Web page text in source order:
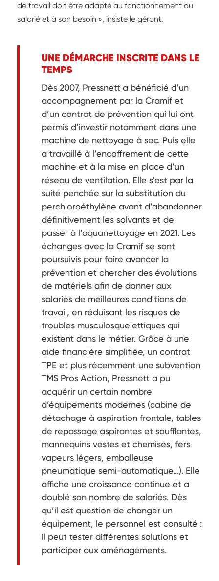
de travail doit être adapté au fonctionnement du
salarié et à son besoin », insiste le gérant.
UNE DÉMARCHE INSCRITE DANS LE
TEMPS
Dès 2007, Pressnett a bénéficié d’un
accompagnement par la Cramif et
d’un contrat de prévention qui lui ont
permis d’investir notamment dans une
machine de nettoyage à sec. Puis elle
a travaillé à l’encoffrement de cette
machine et à la mise en place d’un
réseau de ventilation. Elle s’est par la
suite penchée sur la substitution du
perchloroéthylène avant d’abandonner
définitivement les solvants et de
passer à l’aquanettoyage en 2021. Les
échanges avec la Cramif se sont
poursuivis pour faire avancer la
prévention et chercher des évolutions
de matériels afin de donner aux
salariés de meilleures conditions de
travail, en réduisant les risques de
troubles musculosquelettiques qui
existent dans le métier. Grâce à une
aide financière simplifiée, un contrat
TPE et plus récemment une subvention
TMS Pros Action, Pressnett a pu
acquérir un certain nombre
d’équipements modernes (cabine de
détachage à aspiration frontale, tables
de repassage aspirantes et soufflantes,
mannequins vestes et chemises, fers
vapeurs légers, emballeuse
pneumatique semi-automatique...). Elle
affiche une croissance continue et a
doublé son nombre de salariés. Dès
qu’il est question de changer un
équipement, le personnel est consulté :
il peut tester différentes solutions et
participer aux aménagements.